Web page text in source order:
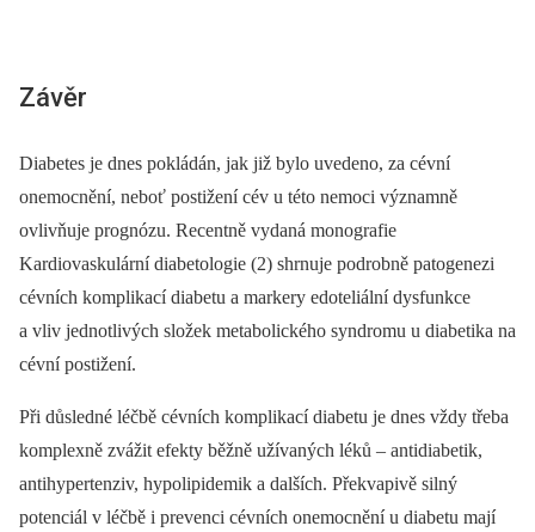
Závěr
Diabetes je dnes pokládán, jak již bylo uvedeno, za cévní
onemocnění, neboť postižení cév u této nemoci významně
ovlivňuje prognózu. Recentně vydaná monografie
Kardiovaskulární diabetologie (2) shrnuje podrobně patogenezi
cévních komplikací diabetu a markery edoteliální dysfunkce
a vliv jednotlivých složek metabolického syndromu u diabetika na
cévní postižení.
Při důsledné léčbě cévních komplikací diabetu je dnes vždy třeba
komplexně zvážit efekty běžně užívaných léků –⁠ antidiabetik,
antihypertenziv, hypolipidemik a dalších. Překvapivě silný
potenciál v léčbě i prevenci cévních onemocnění u diabetu mají